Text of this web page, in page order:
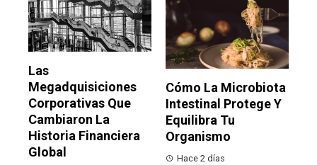
Las
Megadquisiciones
Corporativas Que
Cambiaron La
Historia Financiera
Global
Cómo La Microbiota
Intestinal Protege Y
Equilibra Tu
Organismo
Hace 2 días